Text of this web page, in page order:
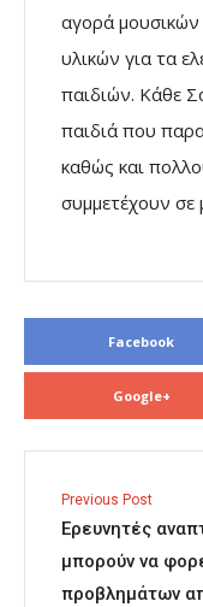
αγορά
υλικών για τα
παιδιών. Κάθε
παιδιά που
καθώς και
συμμετέχουν σε
Facebook
Google+
Previous Post
Ερευνητές
μπορούν να
προβλημάτων